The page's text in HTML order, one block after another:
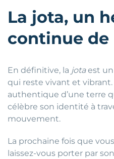
La jota, un
continue
En définitive, la jotaest un
qui reste vivant et vibrant.
authentique d’une terre
célèbre son identité à
mouvement.
La prochaine fois que
laissez-vous porter par